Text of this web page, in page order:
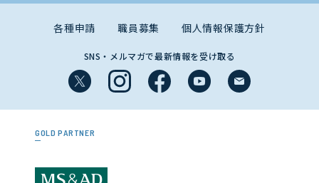
各種申請 職員募集 個人情報保護方針
SNS・メルマガで最新情報を受け取る
GOLD PARTNER